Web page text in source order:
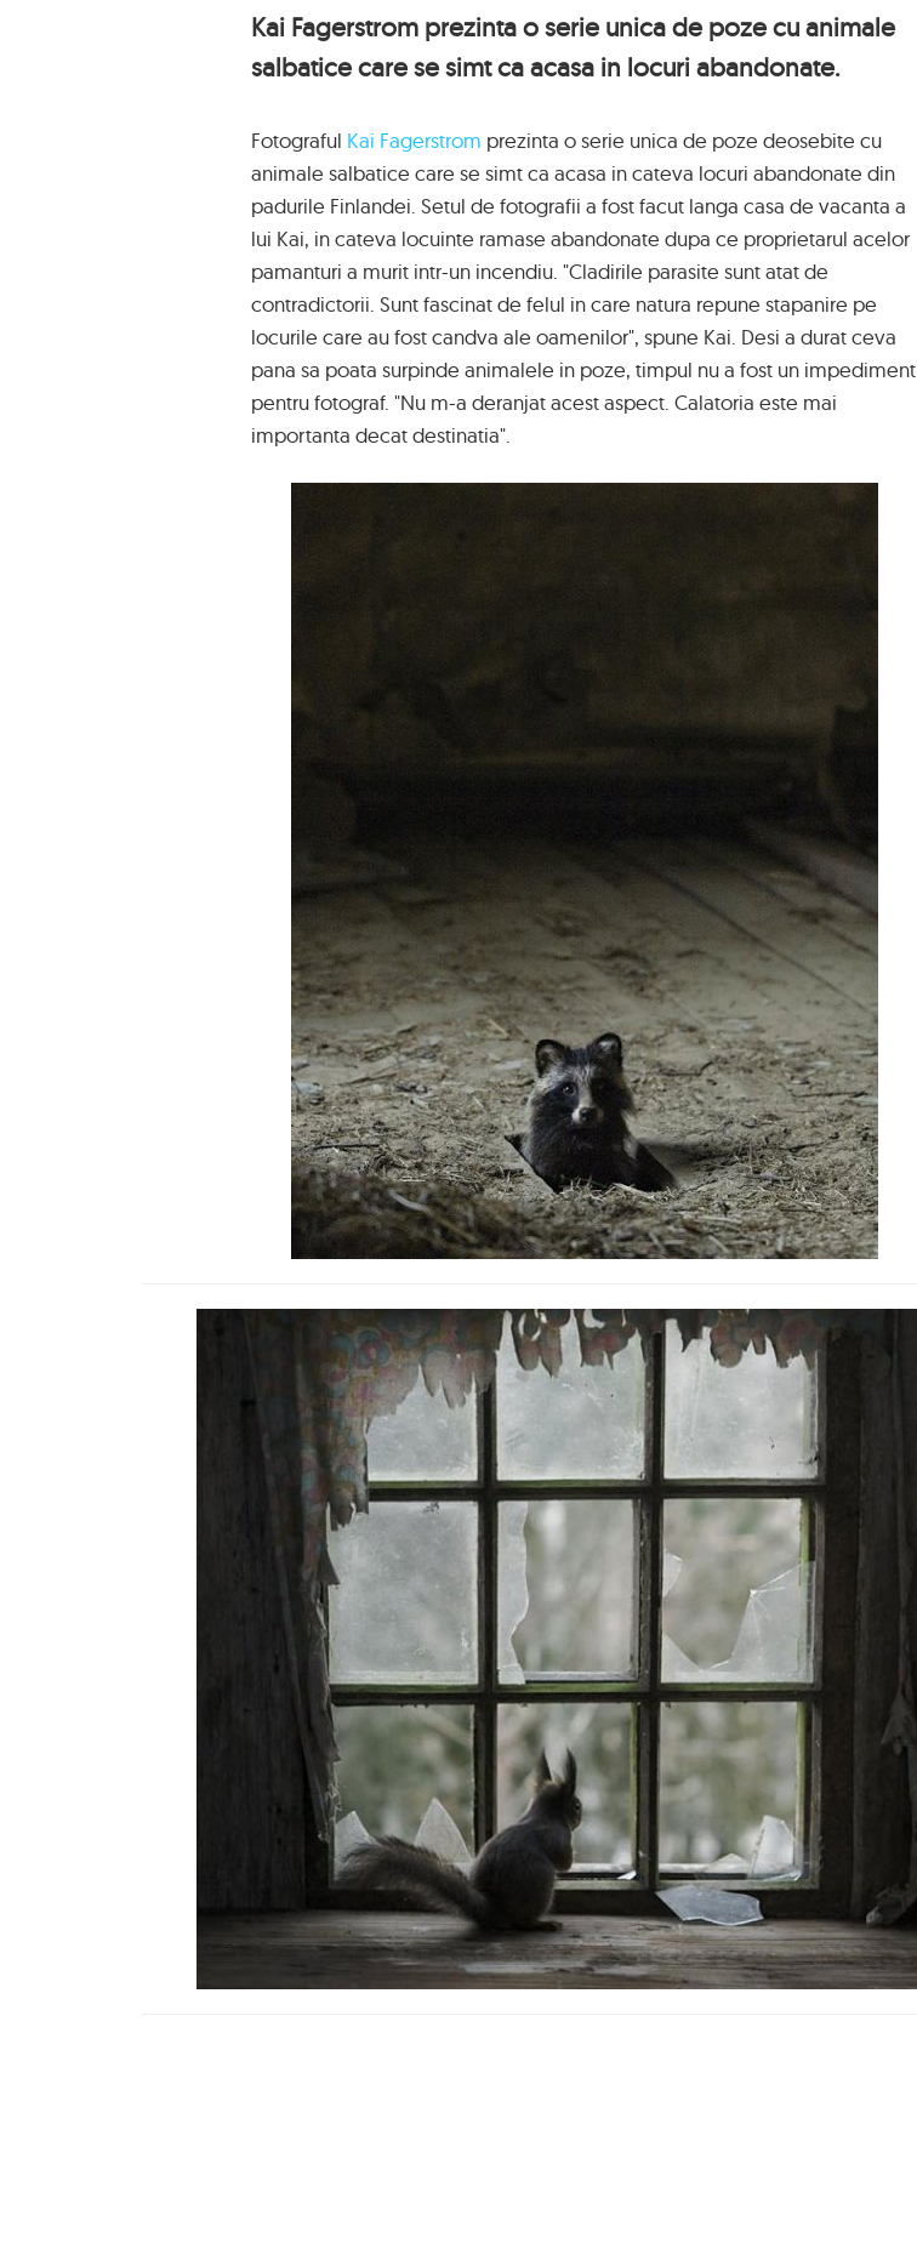
Kai Fagerstrom prezinta o serie unica de poze cu animale
salbatice care se simt ca acasa in locuri abandonate.
Fotograful Kai Fagerstrom prezinta o serie unica de poze deosebite cu
animale salbatice care se simt ca acasa in cateva locuri abandonate din
padurile Finlandei. Setul de fotografii a fost facut langa casa de vacanta a
lui Kai, in cateva locuinte ramase abandonate dupa ce proprietarul acelor
pamanturi a murit intr-un incendiu. "Cladirile parasite sunt atat de
contradictorii. Sunt fascinat de felul in care natura repune stapanire pe
locurile care au fost candva ale oamenilor", spune Kai. Desi a durat ceva
pana sa poata surpinde animalele in poze, timpul nu a fost un impediment
pentru fotograf. "Nu m-a deranjat acest aspect. Calatoria este mai
importanta decat destinatia".